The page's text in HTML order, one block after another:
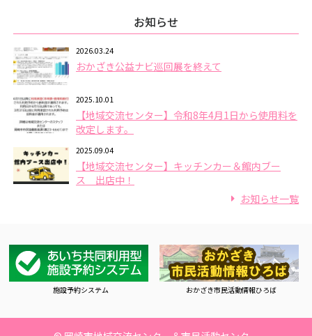
お知らせ
2026.03.24
おかざき公益ナビ巡回展を終えて
2025.10.01
【地域交流センター】令和8年4月1日から使用料を
改定します。
2025.09.04
【地域交流センター】キッチンカー＆館内ブー
ス 出店中！
お知らせ一覧
施設予約システム おかざき市民活動情報ひろば